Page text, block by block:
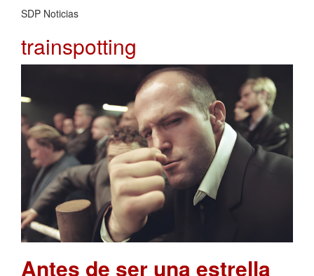
SDP Noticias
trainspotting
Antes de ser una estrella